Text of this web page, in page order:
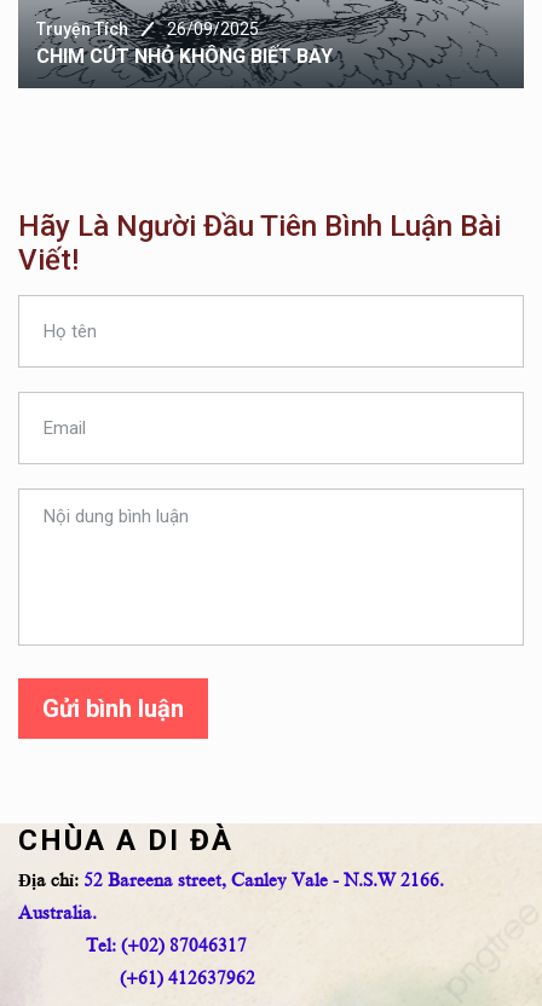
Truyện Tích 26/09/2025
CHIM CÚT NHỎ KHÔNG BIẾT BAY
Hãy Là Người Đầu Tiên Bình Luận Bài
Viết!
Gửi bình luận
CHÙA A DI ĐÀ
Địa chỉ: 52 Bareena street, Canley Vale - N.S.W 2166.
Australia.
Tel: (+02) 87046317
(+61) 412637962